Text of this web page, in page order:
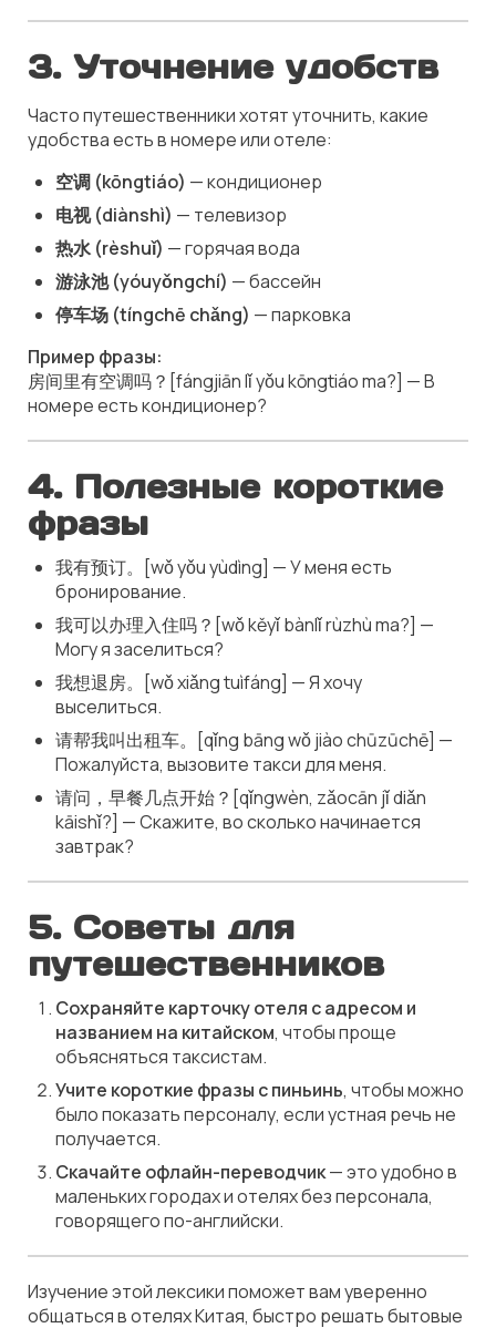
3. Уточнение удобств
Часто путешественники хотят уточнить, какие
удобства есть в номере или отеле:
空调 (kōngtiáo) — кондиционер
电视 (diànshì) — телевизор
热水 (rèshuǐ) — горячая вода
游泳池 (yóuyǒngchí) — бассейн
停车场 (tíngchē chǎng) — парковка
Пример фразы:
房间里有空调吗？[fángjiān lǐ yǒu kōngtiáo ma?] — В
номере есть кондиционер?
4. Полезные короткие
фразы
我有预订。[wǒ yǒu yùdìng] — У меня есть
бронирование.
我可以办理入住吗？[wǒ kěyǐ bànlǐ rùzhù ma?] —
Могу я заселиться?
我想退房。[wǒ xiǎng tuìfáng] — Я хочу
выселиться.
请帮我叫出租车。[qǐng bāng wǒ jiào chūzūchē] —
Пожалуйста, вызовите такси для меня.
请问，早餐几点开始？[qǐngwèn, zǎocān jǐ diǎn
kāishǐ?] — Скажите, во сколько начинается
завтрак?
5. Советы для
путешественников
Сохраняйте карточку отеля с адресом и
названием на китайском, чтобы проще
объясняться таксистам.
Учите короткие фразы с пиньинь, чтобы можно
было показать персоналу, если устная речь не
получается.
Скачайте офлайн-переводчик— это удобно в
маленьких городах и отелях без персонала,
говорящего по-английски.
Изучение этой лексики поможет вам уверенно
общаться в отелях Китая, быстро решать бытовые